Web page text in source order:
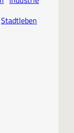
Stadtleben